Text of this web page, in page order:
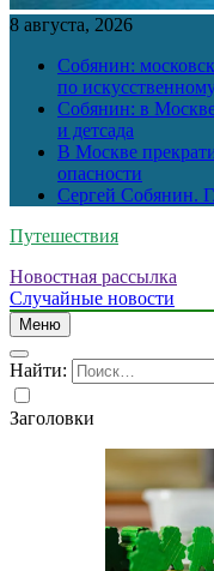
8 августа, 2026
Собянин:
по
Собянин: в
и детсада
В Москве
опасности
Сергей Собянин.
Путешествия
Новостная рассылка
Случайные новости
Меню
Найти:
Заголовки